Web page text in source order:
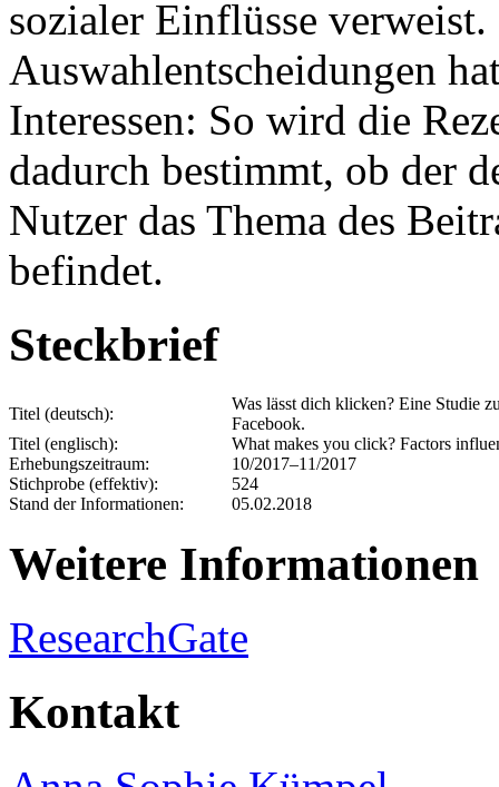
sozialer Einflüsse
Auswahlentscheidungen
Interessen: So wird die
dadurch bestimmt, ob der
Nutzer das Thema des
befindet.
Steckbrief
Titel (deutsch):
Was lässt dich klicken? Eine Studie
Facebook.
Titel (englisch):
What makes you click? Factors
Erhebungszeitraum:
10/2017–11/2017
Stichprobe (effektiv):
524
Stand der Informationen:
05.02.2018
Weitere Informationen
ResearchGate
Kontakt